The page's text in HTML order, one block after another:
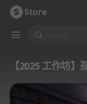
Store
【2025 工作坊